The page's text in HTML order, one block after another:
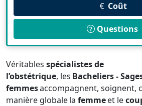
Véritables spécialistes de
l’obstétrique, les Bacheliers -
femmesaccompagnent, soignent,
manière globale la femmeet le
Coût
Questions